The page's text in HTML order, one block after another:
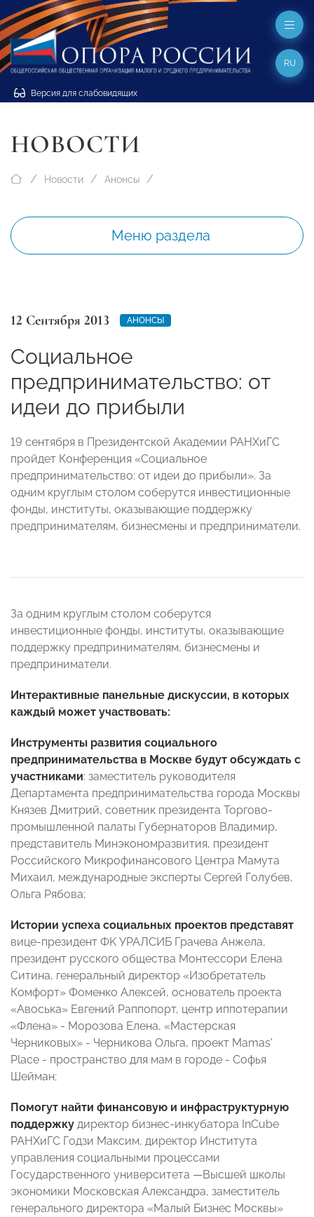
Версия для слабовидящих
RU
НОВОСТИ
Новости Анонсы
Меню раздела
12 Сентября 2013 АНОНСЫ
Социальное
предпринимательство: от
идеи до прибыли
19 сентября в Президентской Академии РАНХиГС
пройдет Конференция «Социальное
предпринимательство: от идеи до прибыли». За
одним круглым столом соберутся инвестиционные
фонды, институты, оказывающие поддержку
предпринимателям, бизнесмены и предприниматели.
За одним круглым столом соберутся
инвестиционные фонды, институты, оказывающие
поддержку предпринимателям, бизнесмены и
предприниматели.
Интерактивные панельные дискуссии, в которых
каждый может участвовать:
Инструменты развития социального
предпринимательства в Москве будут обсуждать c
участниками: заместитель руководителя
Департамента предпринимательства города Москвы
Князев Дмитрий, советник президента Торгово-
промышленной палаты Губернаторов Владимир,
представитель Минэкономразвития, президент
Российского Микрофинансового Центра Мамута
Михаил, международные эксперты Сергей Голубев,
Ольга Рябова;
Истории успеха социальных проектов представят
вице-президент ФK УРАЛСИБ Грачева Анжела,
президент русского общества Монтессори Елена
Ситина, генеральный директор «Изобретатель
Комфорт» Фоменко Алексей, основатель проекта
«Авоська» Евгений Раппопорт, центр иппотерапии
«Флена» - Морозова Елена, «Мастерская
Черниковых» - Черникова Ольга, проект Mamas'
Place - пространство для мам в городе - Софья
Шейман;
Помогут найти финансовую и инфраструктурную
поддержку директор бизнес-инкубатора InCube
РАНХиГС Годзи Максим, директор Института
управления социальными процессами
Государственного университета —Высшей школы
экономики Московская Александра, заместитель
генерального директора «Малый Бизнес Москвы»